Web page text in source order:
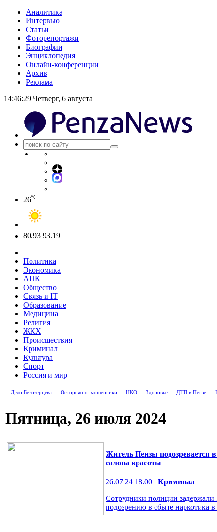
Аналитика
Интервью
Статьи
Фоторепортажи
Биографии
Энциклопедия
Онлайн-конференции
Архив
Реклама
14:46:30 Четверг, 6 августа
26°C
80.93 93.19
Политика
Экономика
АПК
Общество
Связь и IT
Образование
Медицина
Религия
ЖКХ
Происшествия
Криминал
Культура
Спорт
Россия и мир
Дело Белозерцева Осторожно: мошенники НКО Здоровье ДТП в Пензе
Пятница, 26 июля 2024
Житель Пензы подозревается
салона красоты
26.07.24 18:00 | Криминал
Сотрудники полиции задержали
подозрению в сбыте наркотика